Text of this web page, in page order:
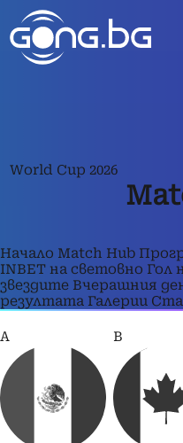
World Cup 2026
Начало Match Hub
INBET на световно Гол
звездите Вчерашния
резултата Галерии
A B